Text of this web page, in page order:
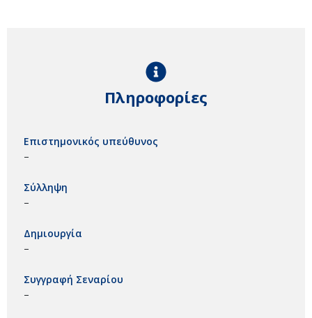
Πληροφορίες
Επιστημονικός υπεύθυνος
–
Σύλληψη
–
Δημιουργία
–
Συγγραφή Σεναρίου
–